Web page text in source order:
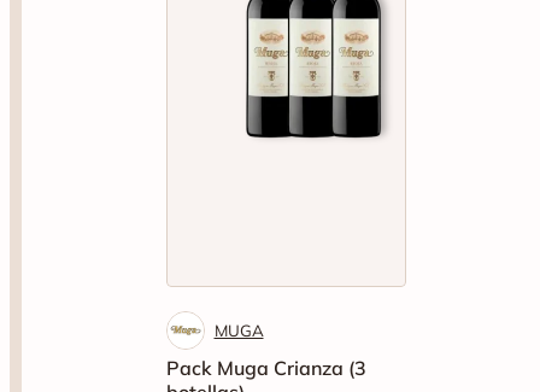
MUGA
Pack Muga Crianza (3